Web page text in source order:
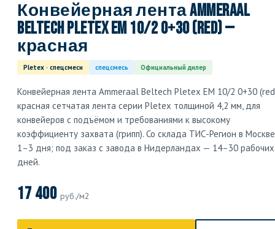
Конвейерная лента Ammeraal
Beltech Pletex EM 10/2 0+30 (red) —
красная
Pletex · спецсмеси спецсмесь Официальный дилер
Конвейерная лента Ammeraal Beltech Pletex EM 10/2 0+30
красная сетчатая лента серии Pletex толщиной 4,2 мм, для
конвейеров с подъёмом и требованиями к высокому
коэффициенту захвата (грипп). Со склада ТИС-Регион в
1–3 дня; под заказ с завода в Нидерландах — 14–30 рабочих
дней.
17 400 руб./м2